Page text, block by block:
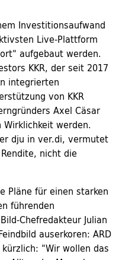
Investitionsaufwand
Live-Plattform
aufgebaut werden.
KKR, der seit 2017
integrierten
von KKR
Axel Cäsar
werden.
dju in ver.di, vermutet
nicht die
Pläne für einen starken
führenden
Chefredakteur Julian
auserkoren: ARD
"Wir wollen das